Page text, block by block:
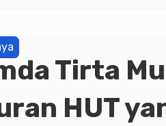
Tirta
HUT